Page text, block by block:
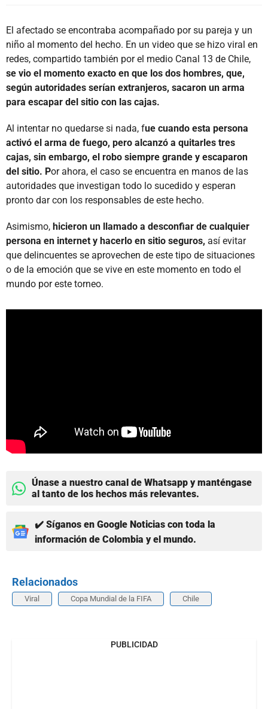
El afectado se encontraba acompañado por su pareja y un
niño al momento del hecho. En un video que se hizo viral en
redes, compartido también por el medio Canal 13 de Chile,
se vio el momento exacto en que los dos hombres, que,
según autoridades serían extranjeros, sacaron un arma
para escapar del sitio con las cajas.
Al intentar no quedarse si nada, fue cuando esta persona
activó el arma de fuego, pero alcanzó a quitarles tres
cajas, sin embargo, el robo siempre grande y escaparon
del sitio. Por ahora, el caso se encuentra en manos de las
autoridades que investigan todo lo sucedido y esperan
pronto dar con los responsables de este hecho.
Asimismo, hicieron un llamado a desconfiar de cualquier
persona en internet y hacerlo en sitio seguros, así evitar
que delincuentes se aprovechen de este tipo de situaciones
o de la emoción que se vive en este momento en todo el
mundo por este torneo.
Únase a nuestro canal de Whatsapp y manténgase
al tanto de los hechos más relevantes.
✔️ Síganos en Google Noticias con toda la
información de Colombia y el mundo.
Relacionados
Viral Copa Mundial de la FIFA Chile
PUBLICIDAD